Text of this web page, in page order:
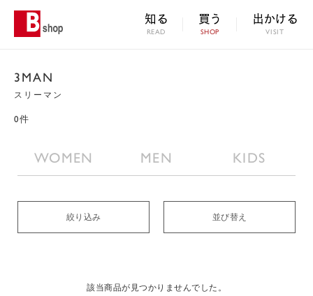
知る
READ
買う
SHOP
出かける
VISIT
3MAN
スリーマン
0件
WOMEN MEN KIDS
絞り込み 並び替え
該当商品が見つかりませんでした。